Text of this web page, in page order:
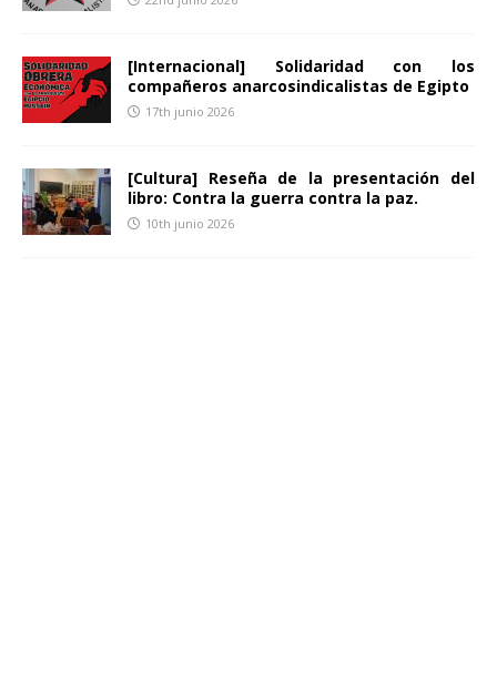
[Internacional] Solidaridad con los
compañeros anarcosindicalistas de Egipto
17th junio 2026
[Cultura] Reseña de la presentación del
libro: Contra la guerra contra la paz.
10th junio 2026